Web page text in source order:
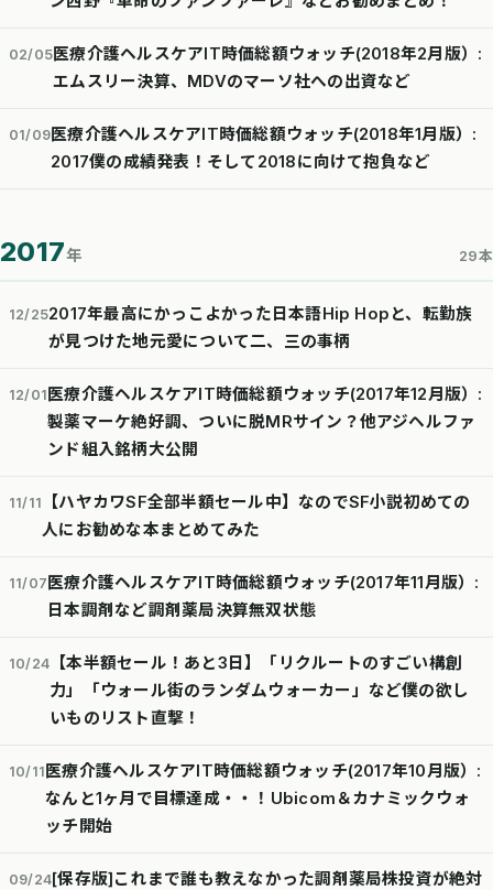
02/05医療介護ヘルスケアIT時価総額ウォッチ(2018年2月版）:
エムスリー決算、MDVのマーソ社への出資など
01/09医療介護ヘルスケアIT時価総額ウォッチ(2018年1月版）:
2017僕の成績発表！そして2018に向けて抱負など
2017年 29本
12/252017年最高にかっこよかった日本語Hip Hopと、転勤族
が見つけた地元愛について二、三の事柄
12/01医療介護ヘルスケアIT時価総額ウォッチ(2017年12月版）:
製薬マーケ絶好調、ついに脱MRサイン？他アジヘルファ
ンド組入銘柄大公開
11/11
【ハヤカワSF全部半額セール中】なのでSF小説初めての
人にお勧めな本まとめてみた
11/07医療介護ヘルスケアIT時価総額ウォッチ(2017年11月版）:
日本調剤など調剤薬局決算無双状態
10/24
【本半額セール！あと3日】「リクルートのすごい構創
力」「ウォール街のランダムウォーカー」など僕の欲し
いものリスト直撃！
10/11医療介護ヘルスケアIT時価総額ウォッチ(2017年10月版）:
なんと1ヶ月で目標達成・・！Ubicom＆カナミックウォ
ッチ開始
09/24[保存版]これまで誰も教えなかった調剤薬局株投資が絶対